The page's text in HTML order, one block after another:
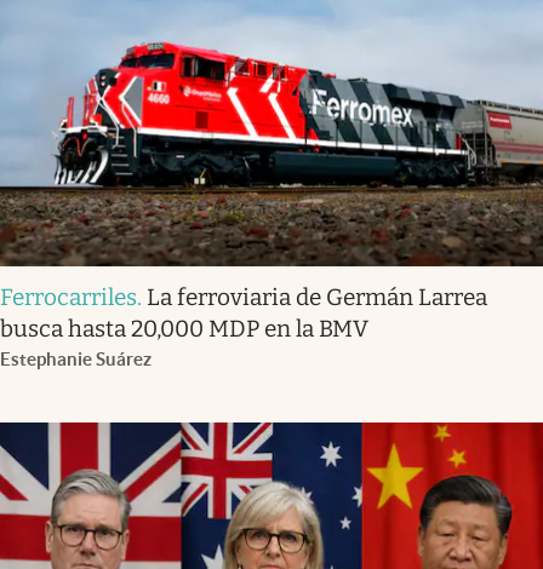
Ferrocarriles. La ferroviaria de Germán Larrea
busca hasta 20,000 MDP en la BMV
Estephanie Suárez